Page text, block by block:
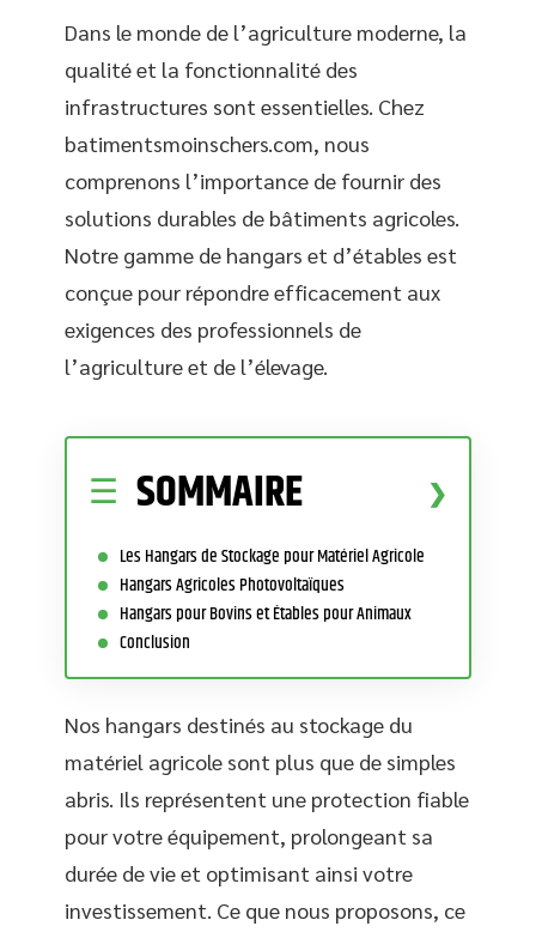
Dans le monde de l’agriculture moderne, la
qualité et la fonctionnalité des
infrastructures sont essentielles. Chez
batimentsmoinschers.com, nous
comprenons l’importance de fournir des
solutions durables de bâtiments agricoles.
Notre gamme de hangars et d’étables est
conçue pour répondre efficacement aux
exigences des professionnels de
l’agriculture et de l’élevage.
SOMMAIRE
Les Hangars de Stockage pour Matériel Agricole
Hangars Agricoles Photovoltaïques
Hangars pour Bovins et Étables pour Animaux
Conclusion
Nos hangars destinés au stockage du
matériel agricole sont plus que de simples
abris. Ils représentent une protection fiable
pour votre équipement, prolongeant sa
durée de vie et optimisant ainsi votre
investissement. Ce que nous proposons, ce